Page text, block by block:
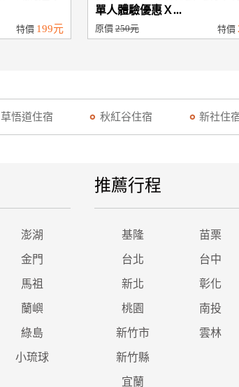
特價 199元
單人體驗優惠Ｘ...
原價250元 特價
草悟道住宿 秋紅谷住宿 新社住
澎湖
金門
馬祖
蘭嶼
綠島
小琉球
推薦行程
基隆 苗栗
台北 台中
新北 彰化
桃園 南投
新竹市 雲林
新竹縣
宜蘭